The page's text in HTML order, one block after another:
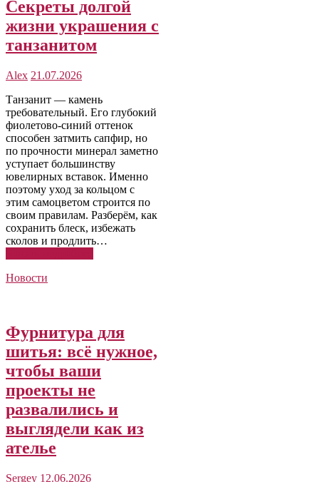
Секреты долгой
жизни украшения с
танзанитом
Alex 21.07.2026
Танзанит — камень
требовательный. Его глубокий
фиолетово-синий оттенок
способен затмить сапфир, но
по прочности минерал заметно
уступает большинству
ювелирных вставок. Именно
поэтому уход за кольцом с
этим самоцветом строится по
своим правилам. Разберём, как
сохранить блеск, избежать
сколов и продлить…
Новости
Фурнитура для
шитья: всё нужное,
чтобы ваши
проекты не
развалились и
выглядели как из
ателье
Sergey 12.06.2026